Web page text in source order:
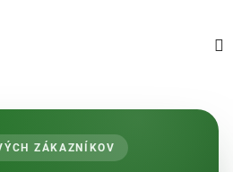
ZÁKAZNÍKOV